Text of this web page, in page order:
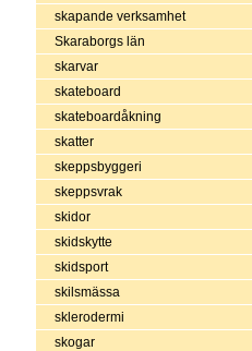
skapande verksamhet
Skaraborgs län
skarvar
skateboard
skateboardåkning
skatter
skeppsbyggeri
skeppsvrak
skidor
skidskytte
skidsport
skilsmässa
sklerodermi
skogar